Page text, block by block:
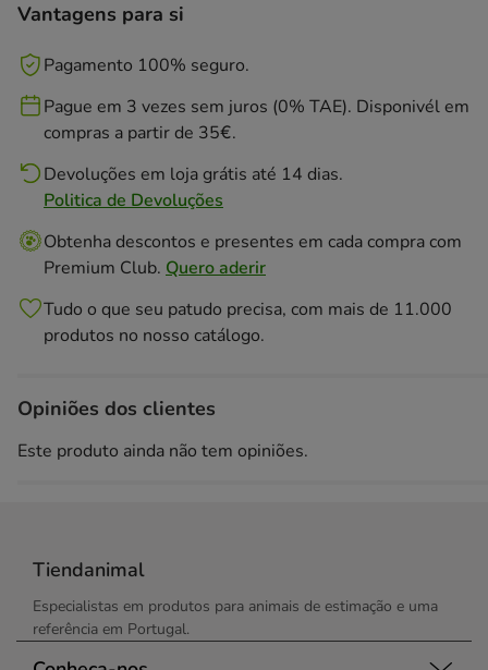
Vantagens para si
Pagamento 100% seguro.
Pague em 3 vezes sem juros (0% TAE). Disponivél em
compras a partir de 35€.
Devoluções em loja grátis até 14 dias.
Politica de Devoluções
Obtenha descontos e presentes em cada compra com
Premium Club. Quero aderir
Tudo o que seu patudo precisa, com mais de 11.000
produtos no nosso catálogo.
Opiniões dos clientes
Este produto ainda não tem opiniões.
Tiendanimal
Especialistas em produtos para animais de estimação e uma
referência em Portugal.